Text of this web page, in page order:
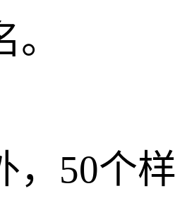
50个样